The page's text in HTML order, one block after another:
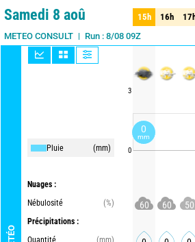
1 jour 3 jours 7 jours 15 jours
Samedi 8 aoû
METEO CONSULT Run : 8/08 09Z
Pluie (mm)
Nuages :
Nébulosité
(%)
Précipitations :
Quantité
(mm)
3
0
15h 16h
15h 16h 17h
60 60 50
0
mm